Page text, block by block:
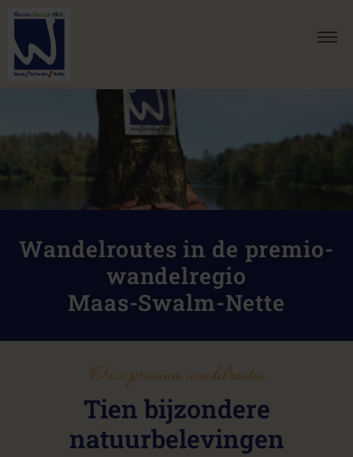
Wandelroutes in de premio-
wandelregio
Maas-Swalm-Nette
Onze premium wandelroutes
Tien bijzondere
natuurbelevingen